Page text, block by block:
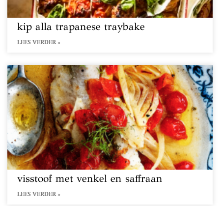
kip alla trapanese traybake
LEES VERDER »
visstoof met venkel en saffraan
LEES VERDER »